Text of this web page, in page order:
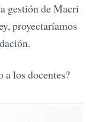
gestión de Macri
proyectaríamos
los docentes?